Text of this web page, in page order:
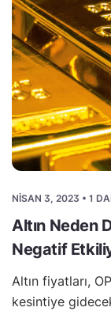
NISAN 3, 2023 • 1
Altın Neden
Negatif
Altın fiyatları,
kesintiye